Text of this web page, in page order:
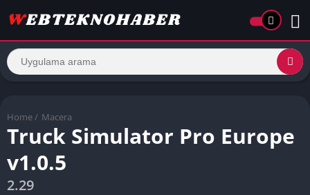
Home / Macera
Truck Simulator Pro Europe
v1.0.5
2.29